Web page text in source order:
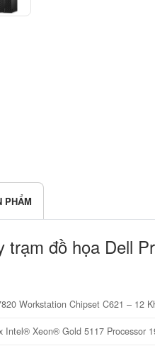
PHẨM
trạm đồ họa Dell
Workstation Chipset C621 – 12
Intel® Xeon® Gold 5117 Processor